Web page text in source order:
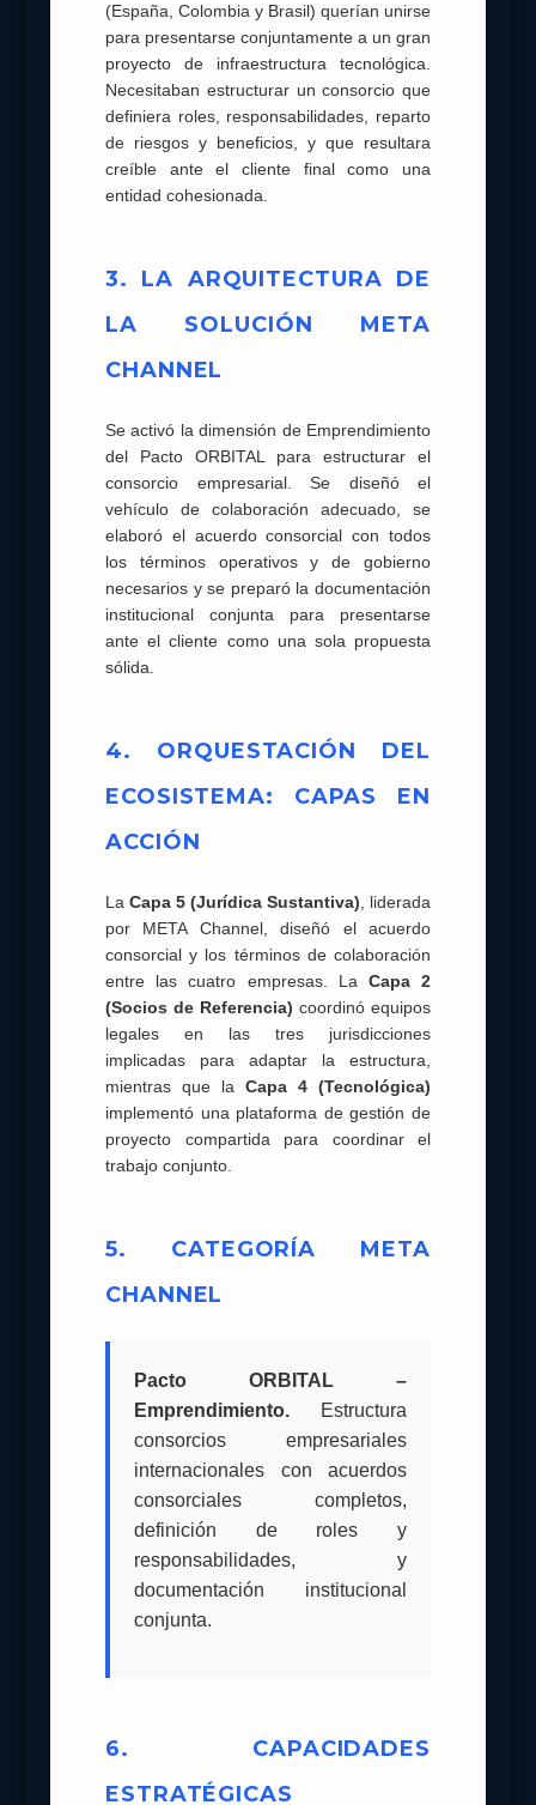
(España, Colombia y Brasil) querían unirse
para presentarse conjuntamente a un gran
proyecto de infraestructura tecnológica.
Necesitaban estructurar un consorcio que
definiera roles, responsabilidades, reparto
de riesgos y beneficios, y que resultara
creíble ante el cliente final como una
entidad cohesionada.
3. LA ARQUITECTURA DE
LA SOLUCIÓN META
CHANNEL
Se activó la dimensión de Emprendimiento
del Pacto ORBITAL para estructurar el
consorcio empresarial. Se diseñó el
vehículo de colaboración adecuado, se
elaboró el acuerdo consorcial con todos
los términos operativos y de gobierno
necesarios y se preparó la documentación
institucional conjunta para presentarse
ante el cliente como una sola propuesta
sólida.
4. ORQUESTACIÓN DEL
ECOSISTEMA: CAPAS EN
ACCIÓN
La Capa 5 (Jurídica Sustantiva), liderada
por META Channel, diseñó el acuerdo
consorcial y los términos de colaboración
entre las cuatro empresas. La Capa 2
(Socios de Referencia) coordinó equipos
legales en las tres jurisdicciones
implicadas para adaptar la estructura,
mientras que la Capa 4 (Tecnológica)
implementó una plataforma de gestión de
proyecto compartida para coordinar el
trabajo conjunto.
5. CATEGORÍA META
CHANNEL
Pacto ORBITAL –
Emprendimiento. Estructura
consorcios empresariales
internacionales con acuerdos
consorciales completos,
definición de roles y
responsabilidades, y
documentación institucional
conjunta.
6. CAPACIDADES
ESTRATÉGICAS